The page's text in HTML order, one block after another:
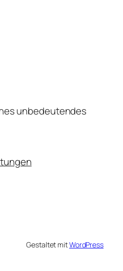
unbedeutendes
Gestaltet mitWordPress